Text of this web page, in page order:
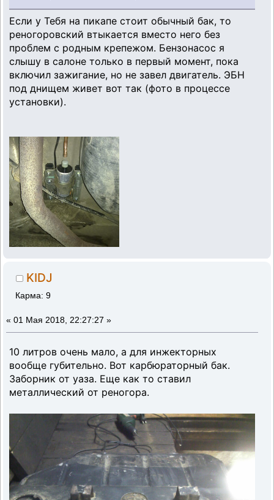
Если у Тебя на пикапе стоит обычный бак, то
реногоровский втыкается вместо него без
проблем с родным крепежом. Бензонасос я
слышу в салоне только в первый момент, пока
включил зажигание, но не завел двигатель. ЭБН
под днищем живет вот так (фото в процессе
установки).
KIDJ
Карма: 9
« 01 Мая 2018, 22:27:27 »
10 литров очень мало, а для инжекторных
вообще губительно. Вот карбюраторный бак.
Заборник от уаза. Еще как то ставил
металлический от реногора.